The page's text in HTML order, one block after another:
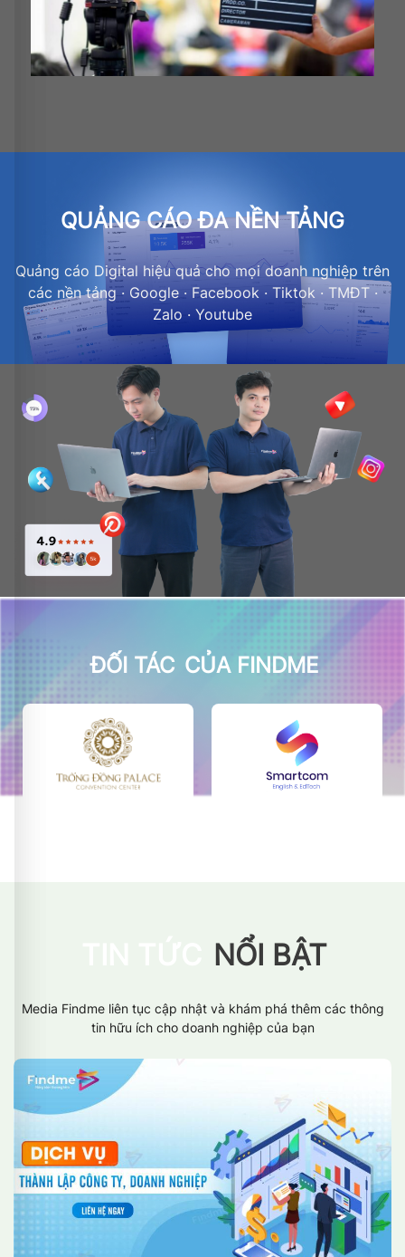
QUẢNG CÁO ĐA NỀN TẢNG
Quảng cáo Digital hiệu quả cho mọi doanh nghiệp trên
các nền tảng · Google · Facebook · Tiktok · TMĐT ·
Zalo · Youtube
ĐỐI TÁC CỦA FINDME
NỔI BẬT
Media Findme liên tục cập nhật và khám phá thêm các thông
tin hữu ích cho doanh nghiệp của bạn